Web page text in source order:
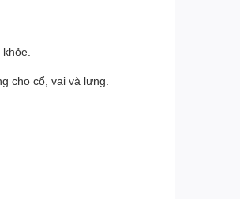
cho cổ, vai và lưng.